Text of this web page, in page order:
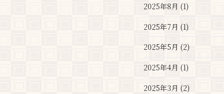
2025年8月 (1)
2025年7月 (1)
2025年5月 (2)
2025年4月 (1)
2025年3月 (2)